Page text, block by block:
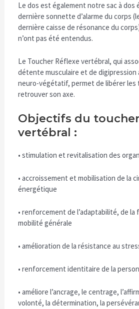
Le dos est également notre sac à dos
dernière sonnette d’alarme du corps
dernière caisse de résonance du
n’ont pas été entendus.
Le Toucher Réflexe vertébral, qui
détente musculaire et de digipression
neuro-végétatif, permet de libérer les
retrouver son axe.
Objectifs du
vertébral :
• stimulation et revitalisation des
• accroissement et mobilisation de la
énergétique
• renforcement de l’adaptabilité, de la
mobilité générale
• amélioration de la résistance au
• renforcement identitaire de la
• améliore l’ancrage, le centrage,
volonté, la détermination, la